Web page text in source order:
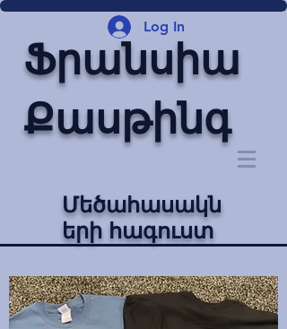
Log In
Ֆրանսիա
Քասթինգ
Մեծահասակն
երի հագուստ